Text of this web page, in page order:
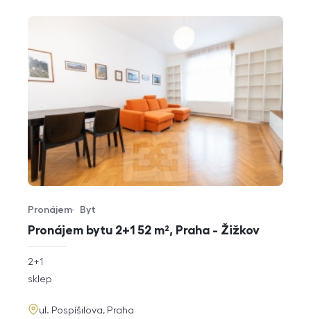
Pronájem bytu 2+1 52 m², Praha - Žižkov
Typ nabídky
Pronájem
Typ nemovitosti
Byt
rozměry
2+1
funkce
sklep
adresa
ul. Pospíšilova, Praha